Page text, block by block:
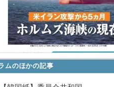
ムのほかの記事